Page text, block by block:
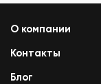
О компании
Контакты
Блог